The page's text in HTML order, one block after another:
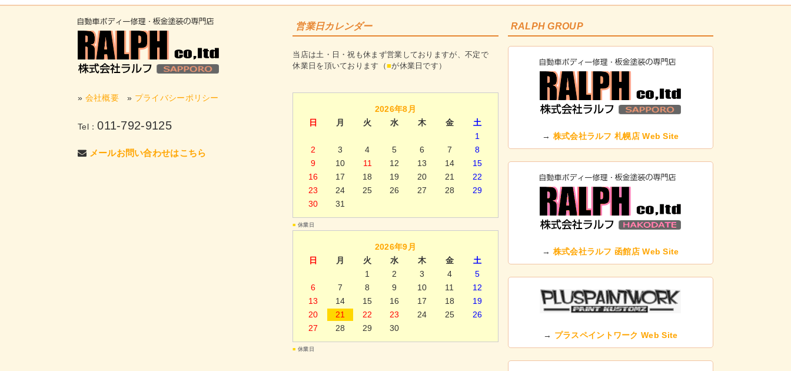
» 会社概要» プライバシーポリシー
Tel：011-792-9125
メールお問い合わせはこちら
営業日カレンダー
当店は土・日・祝も休まず営業しておりますが、不定で
休業日を頂いております（■が休業日です）
2026年8月
日
月 火 水 木 金
土
1
2
3 4 5 6 7
8
9
10 11 12 13 14
15
16
17 18 19 20 21
22
23
24 25 26 27 28
29
30
31
■ 休業日
2026年9月
日
月 火 水 木 金
土
1
2 3 4
5
6
7 8 9 10 11
12
13
14 15 16 17 18
19
20
21 22 23 24 25
26
27
28 29 30
■ 休業日
RALPH GROUP
→ 株式会社ラルフ 札幌店 Web Site
→ 株式会社ラルフ 函館店 Web Site
→ プラスペイントワーク Web Site